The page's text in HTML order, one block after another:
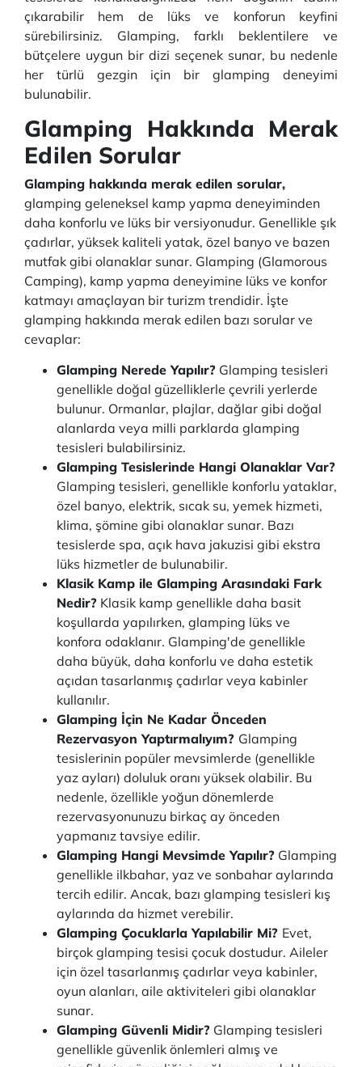
çıkarabilir hem de lüks ve konforun keyfini
sürebilirsiniz. Glamping, farklı beklentilere ve
bütçelere uygun bir dizi seçenek sunar, bu nedenle
her türlü gezgin için bir glamping deneyimi
bulunabilir.
Glamping Hakkında Merak
Edilen Sorular
Glamping hakkında merak edilen sorular,
glamping geleneksel kamp yapma deneyiminden
daha konforlu ve lüks bir versiyonudur. Genellikle şık
çadırlar, yüksek kaliteli yatak, özel banyo ve bazen
mutfak gibi olanaklar sunar. Glamping (Glamorous
Camping), kamp yapma deneyimine lüks ve konfor
katmayı amaçlayan bir turizm trendidir. İşte
glamping hakkında merak edilen bazı sorular ve
cevaplar:
Glamping Nerede Yapılır? Glamping tesisleri
genellikle doğal güzelliklerle çevrili yerlerde
bulunur. Ormanlar, plajlar, dağlar gibi doğal
alanlarda veya milli parklarda glamping
tesisleri bulabilirsiniz.
Glamping Tesislerinde Hangi Olanaklar Var?
Glamping tesisleri, genellikle konforlu yataklar,
özel banyo, elektrik, sıcak su, yemek hizmeti,
klima, şömine gibi olanaklar sunar. Bazı
tesislerde spa, açık hava jakuzisi gibi ekstra
lüks hizmetler de bulunabilir.
Klasik Kamp ile Glamping Arasındaki Fark
Nedir? Klasik kamp genellikle daha basit
koşullarda yapılırken, glamping lüks ve
konfora odaklanır. Glamping'de genellikle
daha büyük, daha konforlu ve daha estetik
açıdan tasarlanmış çadırlar veya kabinler
kullanılır.
Glamping İçin Ne Kadar Önceden
Rezervasyon Yaptırmalıyım? Glamping
tesislerinin popüler mevsimlerde (genellikle
yaz ayları) doluluk oranı yüksek olabilir. Bu
nedenle, özellikle yoğun dönemlerde
rezervasyonunuzu birkaç ay önceden
yapmanız tavsiye edilir.
Glamping Hangi Mevsimde Yapılır? Glamping
genellikle ilkbahar, yaz ve sonbahar aylarında
tercih edilir. Ancak, bazı glamping tesisleri kış
aylarında da hizmet verebilir.
Glamping Çocuklarla Yapılabilir Mi? Evet,
birçok glamping tesisi çocuk dostudur. Aileler
için özel tasarlanmış çadırlar veya kabinler,
oyun alanları, aile aktiviteleri gibi olanaklar
sunar.
Glamping Güvenli Midir? Glamping tesisleri
genellikle güvenlik önlemleri almış ve